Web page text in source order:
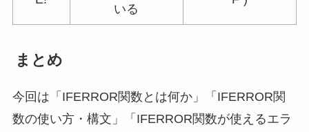
いる
まとめ
今回は「IFERROR関数とは何か」「IFERROR関
数の使い方・構文」「IFERROR関数が使えるエラ